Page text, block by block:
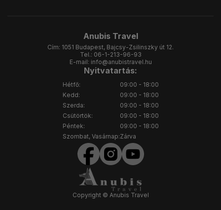
Anubis Travel
Cím: 1051 Budapest, Bajcsy-Zsilinszky út 12.
Tel.: 06-1-213-96-93
E-mail: info@anubistravel.hu
Nyitvatartás:
Hétfő:
Kedd:
Szerda:
Csütörtök:
Péntek:
Szombat, Vasárnap:
09:00 - 18:00
09:00 - 18:00
09:00 - 18:00
09:00 - 18:00
09:00 - 18:00
Zárva
Copyright © Anubis Travel